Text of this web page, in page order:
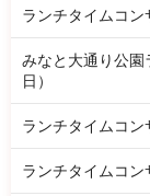
ランチタイムコン
みなと大通り公
日）
ランチタイムコン
ランチタイムコン